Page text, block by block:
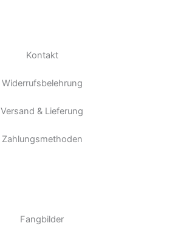
Kontakt
Widerrufsbelehrung
Versand & Lieferung
Zahlungsmethoden
Fangbilder